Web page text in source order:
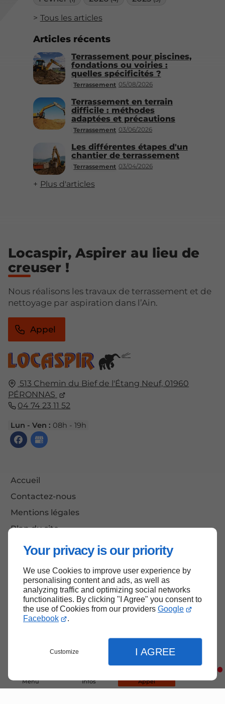
Your privacy is our priority
We use Cookies to improve user experience by
personalising content and ads, as well as
analyzing traffic and optimizing social networks
functionalities. By clicking "I Agree" you consent to
the use of Cookies from our providers Google
Facebook
.
Customize I AGREE
Menu Infos Appel
Tous les articles
Articles récents
Terrassement 05/08/2026
Terrassement pour piscines,
fondations ou voiries :
quelles spécificités ?
Terrassement 03/06/2026
Terrassement en terrain
difficile : méthodes
adaptées et précautions
Terrassement 03/04/2026
Les différentes étapes d'un
chantier de terrassement
Plus d'articles
513 Chemin du Bief de l'Étang Neuf, 01960
PÉRONNAS
04 74 23 11 52
Lun - Ven : 08h - 19h
Accueil
Contactez-nous
Mentions légales
Plan du site
Locaspir, Aspirer au lieu de
creuser !
Nous réalisons les travaux de terrassement et de
nettoyage par aspiration dans l’Ain.
Appel
Haut de page